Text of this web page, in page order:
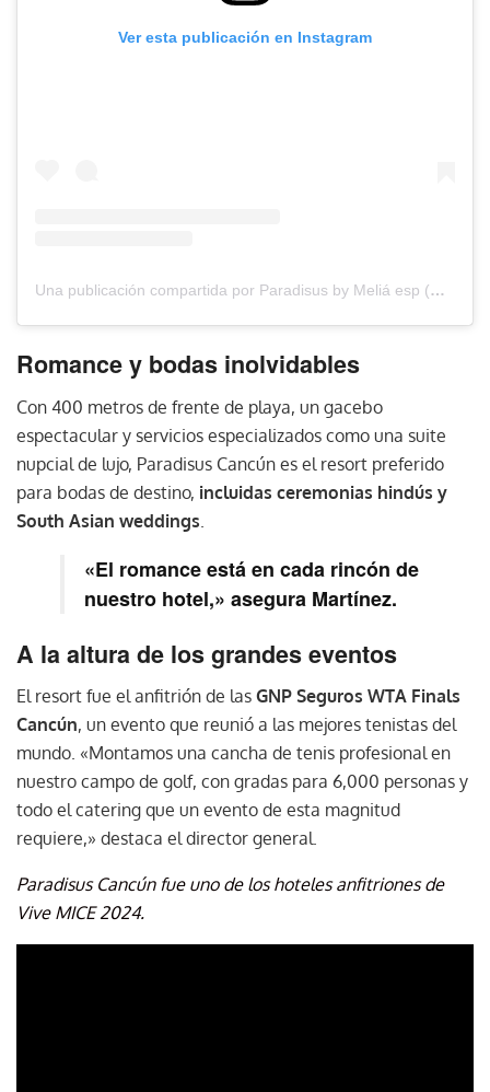
Ver esta publicación en Instagram
Una publicación compartida por Paradisus by Meliá esp (@paradisusbymelia_esp)
Romance y bodas inolvidables
Con 400 metros de frente de playa, un gacebo
espectacular y servicios especializados como una suite
nupcial de lujo, Paradisus Cancún es el resort preferido
para bodas de destino, incluidas ceremonias hindús y
South Asian weddings
«El romance está en cada rincón de
nuestro hotel,» asegura Martínez.
A la altura de los grandes eventos
El resort fue el anfitrión de las GNP Seguros WTA Finals
Cancún, un evento que reunió a las mejores tenistas del
mundo. «Montamos una cancha de tenis profesional en
nuestro campo de golf, con gradas para 6,000 personas y
todo el catering que un evento de esta magnitud
requiere,» destaca el director general.
Paradisus Cancún fue uno de los hoteles anfitriones de
Vive MICE 2024.